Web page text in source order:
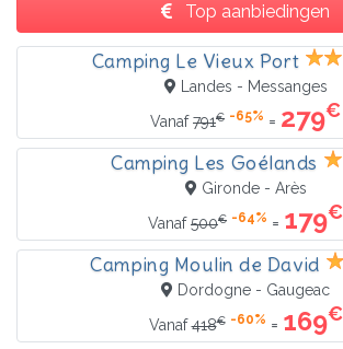
Top aanbiedingen
Camping Le Vieux Port
Landes - Messanges
Vanaf791€ -65% = 279€
Camping Les Goélands
Gironde - Arès
Vanaf500€ -64% = 179€
Camping Moulin de David
Dordogne - Gaugeac
Vanaf418€ -60% = 169€